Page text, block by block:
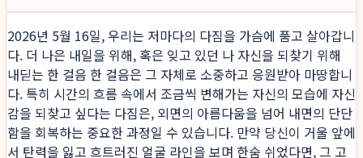
2026년 5월 16일, 우리는 저마다의 다짐을 가슴에 품고 살아갑니
다. 더 나은 내일을 위해, 혹은 잊고 있던 나 자신을 되찾기 위해
내딛는 한 걸음 한 걸음은 그 자체로 소중하고 응원받아 마땅합니
다. 특히 시간의 흐름 속에서 조금씩 변해가는 자신의 모습에 자신
감을 되찾고 싶다는 다짐은, 외면의 아름다움을 넘어 내면의 단단
함을 회복하는 중요한 과정일 수 있습니다. 만약 당신이 거울 앞에
서 탄력을 잃고 흐트러진 얼굴 라인을 보며 한숨 쉬었다면, 그 고